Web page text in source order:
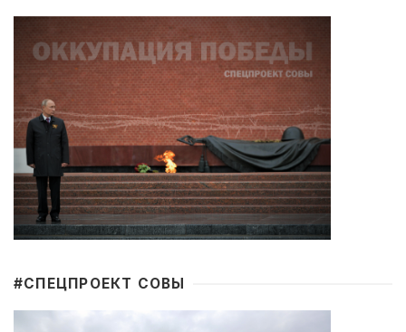
#CПЕЦПРОЕКТ СОВЫ